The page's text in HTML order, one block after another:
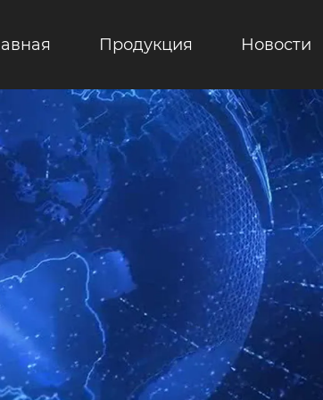
Продукция Новости